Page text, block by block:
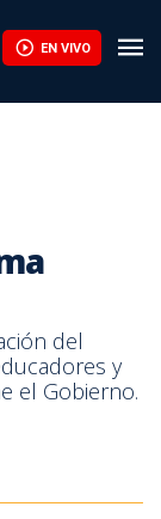
EN VIVO
del
y
el Gobierno.